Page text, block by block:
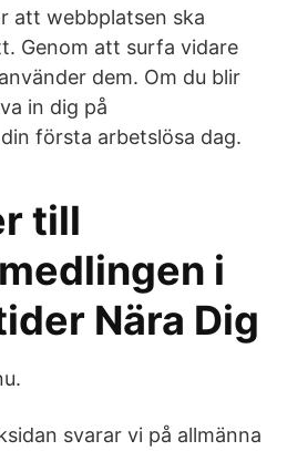
att webbplatsen ska
Genom att surfa vidare
dem. Om du blir
in dig på
första arbetslösa dag.
till
i
Nära Dig
svarar vi på allmänna